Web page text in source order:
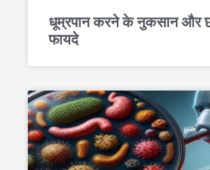
धूम्रपान करने के नुकसान और
फायदे